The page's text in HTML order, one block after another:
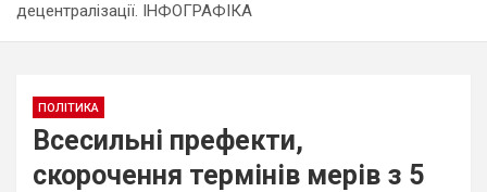
децентралізації. ІНФОГРАФІКА
ПОЛІТИКА
Всесильні префекти,
скорочення термінів мерів з 5